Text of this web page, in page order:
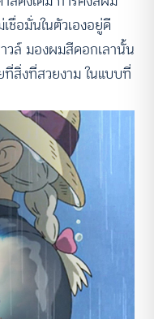
ชื่อมั่นในตัวเองอยู่ดี
วล์ มองผมสีดอกเลานั้น
สิ่งที่สวยงาม ในแบบที่